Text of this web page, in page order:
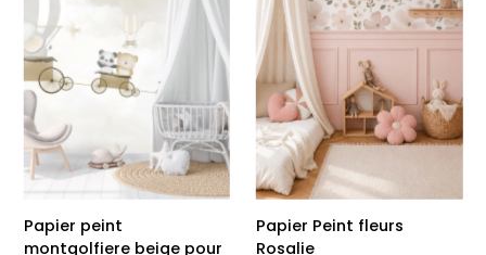
Papier peint
montgolfiere beige pour
Papier Peint fleurs
Rosalie